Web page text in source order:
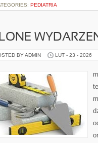
PEDIATRIA
BY ADMIN LUT - 23 - 2026